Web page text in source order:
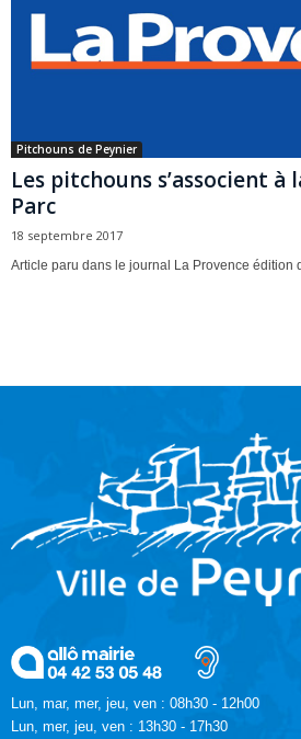
Pitchouns de Peynier
Les pitchouns s’associent à
Parc
18 septembre 2017
Article paru dans le journal La Provence édition
Lun, mar, mer, jeu, ven : 08h30 - 12h00
Lun, mer, jeu, ven : 13h30 - 17h30